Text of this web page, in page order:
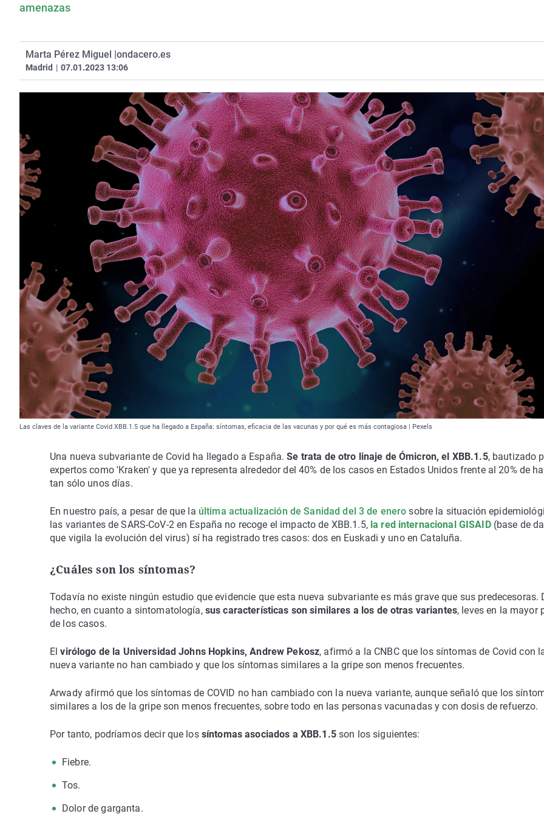
amenazas
Marta Pérez Miguel |ondacero.es
Madrid | 07.01.2023 13:06
Las claves de la variante Covid XBB.1.5 que ha llegado a España: síntomas, eficacia de las vacunas y por qué es más contagiosa | Pexels
Una nueva subvariante de Covid ha llegado a España.Se trata de otro linaje de Ómicron, el XBB.1.5, bautizado
expertos como 'Kraken' y que ya representa alrededor del 40% de los casos en Estados Unidos frente al 20% de
tan sólo unos días.
En nuestro país, a pesar de que la última actualización de Sanidad del 3 de enero sobre la situación
las variantes de SARS-CoV-2 en España no recoge el impacto de XBB.1.5, la red internacional GISAID(base de
que vigila la evolución del virus) sí ha registrado tres casos: dos en Euskadi y uno en Cataluña.
¿Cuáles son los síntomas?
Todavía no existe ningún estudio que evidencie que esta nueva subvariante es más grave que sus predecesoras.
hecho, en cuanto a sintomatología, sus características son similares a los de otras variantes, leves en la mayor
de los casos.
Elvirólogo de la Universidad Johns Hopkins, Andrew Pekosz, afirmó a la CNBC que los síntomas de Covid con
nueva variante no han cambiado y que los síntomas similares a la gripe son menos frecuentes.
Arwady afirmó que los síntomas de COVID no han cambiado con la nueva variante, aunque señaló que los
similares a los de la gripe son menos frecuentes, sobre todo en las personas vacunadas y con dosis de refuerzo.
Por tanto, podríamos decir que los síntomas asociados a XBB.1.5son los siguientes:
Fiebre.
Tos.
Dolor de garganta.